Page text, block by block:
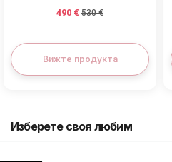
490 € 530 €
Вижте продукта
Изберете своя любим